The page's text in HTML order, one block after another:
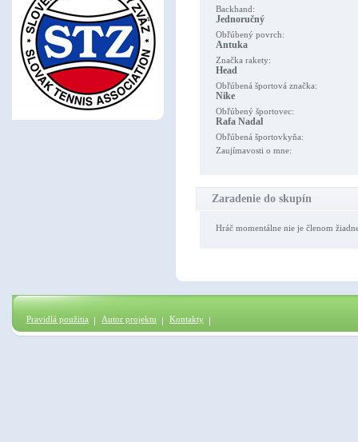
Backhand:
Jednoručný
Obľúbený povrch:
Antuka
Značka rakety:
Head
Obľúbená športová značka:
Nike
Obľúbený športovec:
Rafa Nadal
Obľúbená športovkyňa:
Zaujímavosti o mne:
Zaradenie do skupín
Hráč momentálne nie je členom
Pravidlá použitia Autor projektu Kontakty